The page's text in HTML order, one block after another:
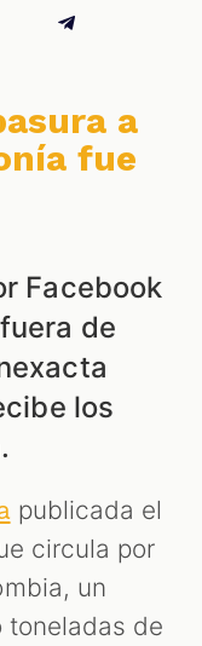
a
fue
Facebook
de
los
publicada el
circula por
un
toneladas de